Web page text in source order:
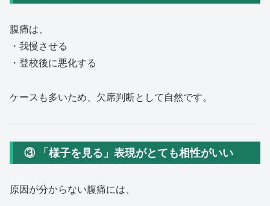
腹痛は、
・我慢させる
・登校後に悪化する
ケースも多いため、欠席判断として自然です。
③ 「様子を見る」表現がとても相性がいい
原因が分からない腹痛には、